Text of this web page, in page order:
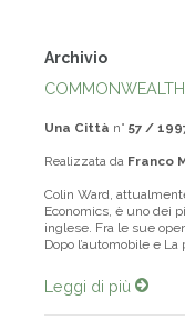
Archivio
Una Città n° 57 /
Realizzata da Franco
Colin Ward,
Economics, è uno dei
inglese. Fra le sue
Dopo l’automobile e
Leggi di più